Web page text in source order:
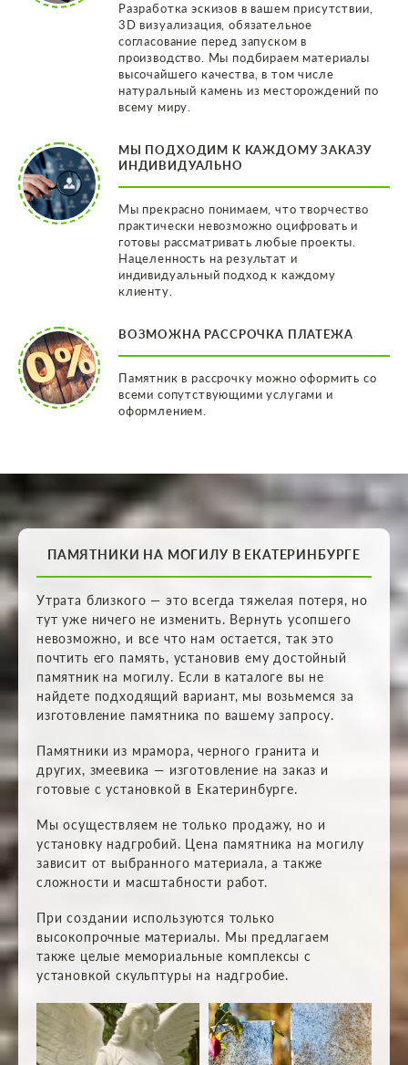
Разработка эскизов в вашем присутствии,
3D визуализация, обязательное
согласование перед запуском в
производство. Мы подбираем материалы
высочайшего качества, в том числе
натуральный камень из месторождений по
всему миру.
МЫ ПОДХОДИМ К КАЖДОМУ ЗАКАЗУ
ИНДИВИДУАЛЬНО
Мы прекрасно понимаем, что творчество
практически невозможно оцифровать и
готовы рассматривать любые проекты.
Нацеленность на результат и
индивидуальный подход к каждому
клиенту.
ВОЗМОЖНА РАССРОЧКА ПЛАТЕЖА
Памятник в рассрочку можно оформить со
всеми сопутствующими услугами и
оформлением.
ПАМЯТНИКИ НА МОГИЛУ В ЕКАТЕРИНБУРГЕ
Утрата близкого — это всегда тяжелая потеря, но
тут уже ничего не изменить. Вернуть усопшего
невозможно, и все что нам остается, так это
почтить его память, установив ему достойный
памятник на могилу. Если в каталоге вы не
найдете подходящий вариант, мы возьмемся за
изготовление памятника по вашему запросу.
Памятники из мрамора, черного гранита и
других, змеевика — изготовление на заказ и
готовые с установкой в Екатеринбурге.
Мы осуществляем не только продажу, но и
установку надгробий. Цена памятника на могилу
зависит от выбранного материала, а также
сложности и масштабности работ.
При создании используются только
высокопрочные материалы. Мы предлагаем
также целые мемориальные комплексы с
установкой скульптуры на надгробие.